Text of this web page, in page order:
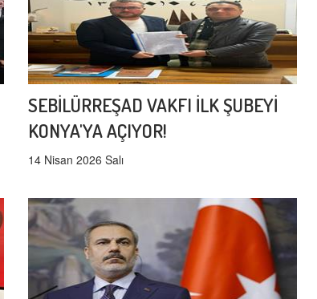
SEBİLÜRREŞAD VAKFI İLK ŞUBEYİ
KONYA'YA AÇIYOR!
14 Nisan 2026 Salı